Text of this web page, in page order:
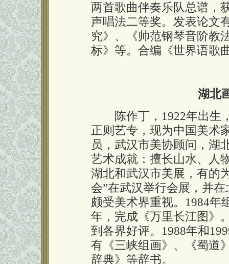
两首歌曲伴奏乐队总谱，
声唱法二等奖。发表论文
究》、《帅范钢琴音阶教
标》等。合编《世界语歌
湖北
陈作丁，1922年出生
正则艺专，现为中国美术
员，武汉市美协顾问，湖
艺术成就：擅长山水、人
湖北和武汉市美展，有的
会”在武汉举行会展，并
颇受美术界重视。1984年
年，完成《万里长江图》
到各界好评。1988年和
有《三峡组画》、《蜀道
辞典》等辞书。